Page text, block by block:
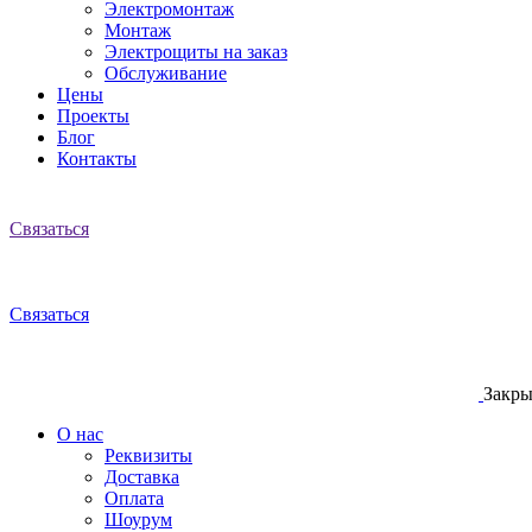
Электромонтаж
Монтаж
Электрощиты на заказ
Обслуживание
Цены
Проекты
Блог
Контакты
Связаться
Связаться
О нас
Реквизиты
Доставка
Оплата
Шоурум